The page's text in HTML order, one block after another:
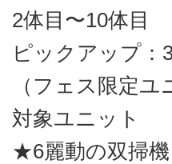
2体目〜10体目
ピックアップ：
（フェス限定ユ
対象ユニット
★6麗動の双掃